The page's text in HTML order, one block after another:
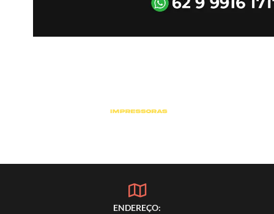
ENDEREÇO: